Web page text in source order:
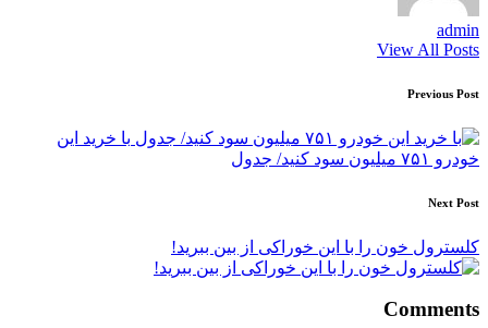
admin
View All Posts
Post
navigation
Previous Post
با خرید این
خودرو ۷۵۱ میلیون سود کنید/ جدول
Next Post
کلسترول خون را با این خوراکی از بین ببرید!
Comments